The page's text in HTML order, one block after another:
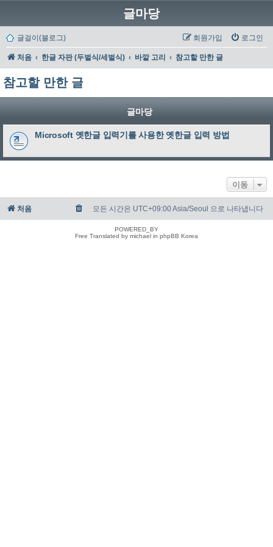
글마당
글걸이(블로그) 로그인
회원가입
처음 한글 자판 (두벌식/세벌식) 바깥 고리 참고할 만한 글
참고할 만한 글
글마당
Microsoft 옛한글 입력기를 사용한 옛한글 입력 방법
이동
처음 모든 시간은 UTC+09:00 Asia/Seoul 으로 나타냅니다
POWERED_BY
Free Translated by michael in phpBB Korea